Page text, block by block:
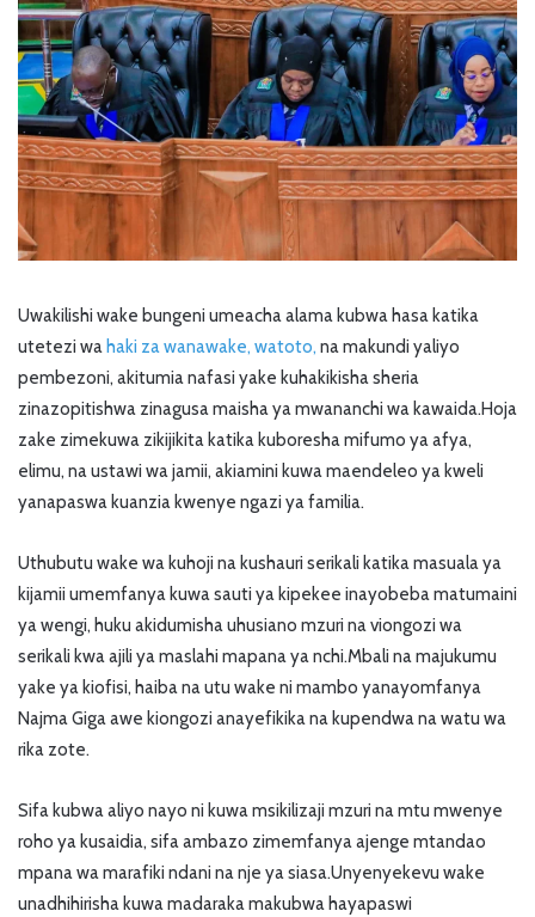
Uwakilishi wake bungeni umeacha alama kubwa hasa katika
utetezi wa haki za wanawake, watoto, na makundi yaliyo
pembezoni, akitumia nafasi yake kuhakikisha sheria
zinazopitishwa zinagusa maisha ya mwananchi wa kawaida.Hoja
zake zimekuwa zikijikita katika kuboresha mifumo ya afya,
elimu, na ustawi wa jamii, akiamini kuwa maendeleo ya kweli
yanapaswa kuanzia kwenye ngazi ya familia.
Uthubutu wake wa kuhoji na kushauri serikali katika masuala ya
kijamii umemfanya kuwa sauti ya kipekee inayobeba matumaini
ya wengi, huku akidumisha uhusiano mzuri na viongozi wa
serikali kwa ajili ya maslahi mapana ya nchi.Mbali na majukumu
yake ya kiofisi, haiba na utu wake ni mambo yanayomfanya
Najma Giga awe kiongozi anayefikika na kupendwa na watu wa
rika zote.
Sifa kubwa aliyo nayo ni kuwa msikilizaji mzuri na mtu mwenye
roho ya kusaidia, sifa ambazo zimemfanya ajenge mtandao
mpana wa marafiki ndani na nje ya siasa.Unyenyekevu wake
unadhihirisha kuwa madaraka makubwa hayapaswi